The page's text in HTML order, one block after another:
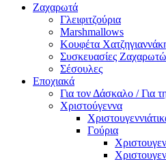
Ζαχαρωτά
Γλειφιτζούρια
Marshmallows
Κουφέτα
Συσκευασίες
Σέσουλες
Εποχιακά
Για τον Δάσκαλο / Για
Χριστούγεννα
Γούρια